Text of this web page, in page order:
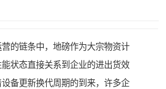
的链条中，地磅作为大宗物资计
状态直接关系到企业的进出货效
备更新换代周期的到来，许多企